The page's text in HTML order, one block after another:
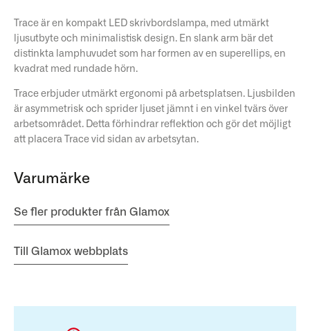
Trace är en kompakt LED skrivbordslampa, med utmärkt
ljusutbyte och minimalistisk design. En slank arm bär det
distinkta lamphuvudet som har formen av en superellips, en
kvadrat med rundade hörn.
Trace erbjuder utmärkt ergonomi på arbetsplatsen. Ljusbilden
är asymmetrisk och sprider ljuset jämnt i en vinkel tvärs över
arbetsområdet. Detta förhindrar reflektion och gör det möjligt
att placera Trace vid sidan av arbetsytan.
Varumärke
Se fler produkter från Glamox
Till Glamox webbplats